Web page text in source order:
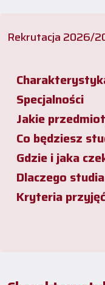
Rekrutacja 2026/
Specjalności
Jakie
Co będziesz
Gdzie i jaka
Dlaczego
Kryteria